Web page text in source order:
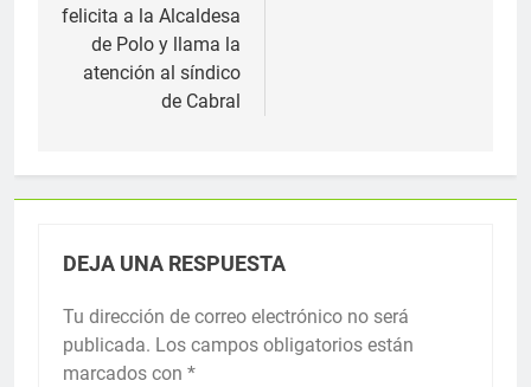
entradas
felicita a la Alcaldesa
de Polo y llama la
atención al síndico
de Cabral
DEJA UNA RESPUESTA
Tu dirección de correo electrónico no será
publicada. Los campos obligatorios están
marcados con *